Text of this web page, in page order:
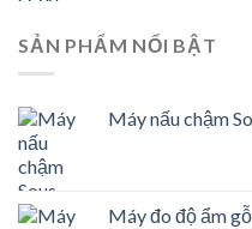
SẢN PHẨM NỔI BẬT
Máy nấu chậm
Máy đo độ ẩm